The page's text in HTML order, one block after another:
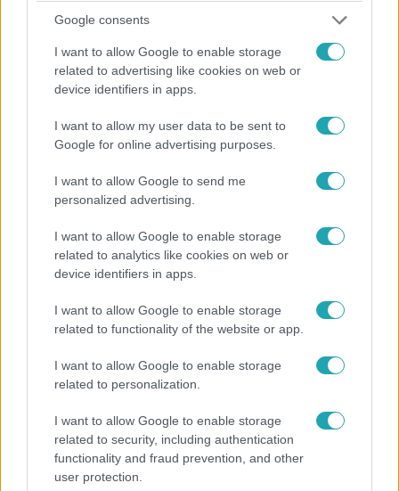
Google consents
I want to allow Google to enable storage
related to advertising like cookies on web or
device identifiers in apps.
I want to allow my user data to be sent to
Google for online advertising purposes.
I want to allow Google to send me
personalized advertising.
I want to allow Google to enable storage
related to analytics like cookies on web or
device identifiers in apps.
I want to allow Google to enable storage
related to functionality of the website or app.
I want to allow Google to enable storage
related to personalization.
I want to allow Google to enable storage
related to security, including authentication
functionality and fraud prevention, and other
user protection.
CinemaKlub
2017. március 30. 14:13
10 film, amiknek a valódi hősei a gyerekek!
Mindnyájunknak szükségünk van példaképre, márpedig a
szívesen bármelyikünk a bőrébe bújna. Viszont
hajlamosak vagyunk elfelejteni, hogy a legapróbbak is
lehetnek nagyok, éppen ezért most összegyűjtöttünk
nektek néhány olyan alkotást, amiben a kisebbek is
kulcsfontosságú szerephez jutottak!
CinemaKlub